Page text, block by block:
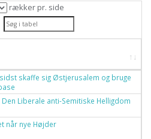
rækker pr. side
skaffe sig Østjerusalem og bruge
Den Liberale anti-Semitiske Helligdom
når nye Højder